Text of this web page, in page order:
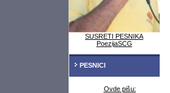
SUSRETI PESNIKA
PoezijaSCG
PESNICI
Ovde pišu: